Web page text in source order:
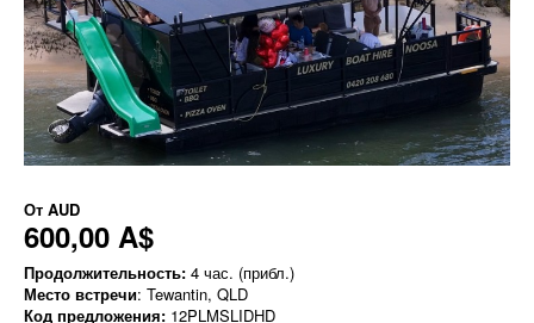
От AUD
600,00 A$
Продолжительность: 4 час. (прибл.)
Место встречи: Tewantin, QLD
Код предложения: 12PLMSLIDHD